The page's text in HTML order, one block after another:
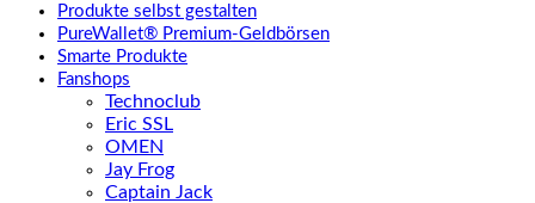
Produkte selbst gestalten
PureWallet® Premium-Geldbörsen
Smarte Produkte
Fanshops
Technoclub
Eric SSL
OMEN
Jay Frog
Captain Jack